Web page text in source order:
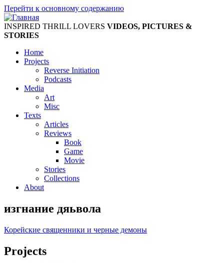
Перейти к основному содержанию
INSPIRED THRILL LOVERS VIDEOS, PICTURES &
STORIES
Home
Projects
Reverse Initiation
Podcasts
Media
Art
Misc
Texts
Articles
Reviews
Book
Game
Movie
Stories
Collections
About
изгнание дяьвола
Корейские священники и черные демоны
Projects